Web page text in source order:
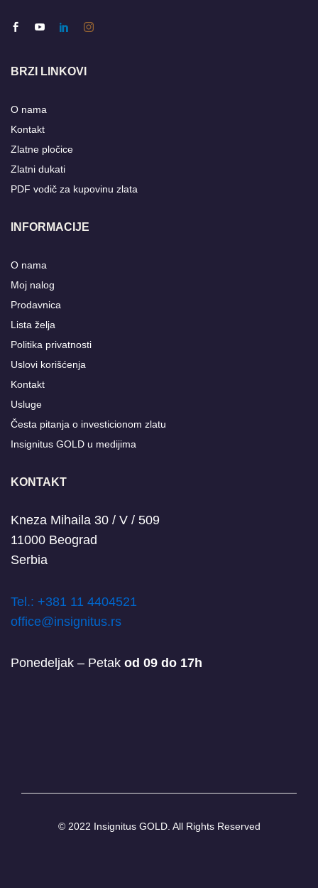
BRZI LINKOVI
O nama
Kontakt
Zlatne pločice
Zlatni dukati
PDF vodič za kupovinu zlata
INFORMACIJE
O nama
Moj nalog
Prodavnica
Lista želja
Politika privatnosti
Uslovi korišćenja
Kontakt
Usluge
Česta pitanja o investicionom zlatu
Insignitus GOLD u medijima
KONTAKT
Kneza Mihaila 30 / V / 509
11000 Beograd
Serbia
Tel.: +381 11 4404521
office@insignitus.rs
Ponedeljak – Petak od 09 do 17h
© 2022 Insignitus GOLD. All Rights Reserved